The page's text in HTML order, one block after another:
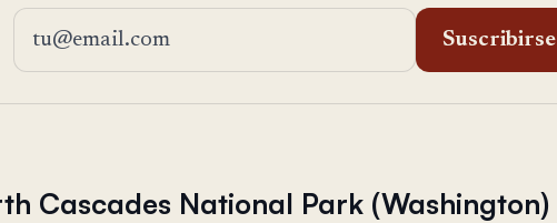
Dirección de email
Suscribirse
Cascades National Park (Washington)